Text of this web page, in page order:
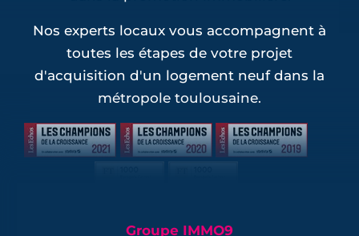
Nos experts locaux vous accompagnent à
toutes les étapes de votre projet
d'acquisition d'un logement neuf dans la
métropole toulousaine.
Groupe IMMO9